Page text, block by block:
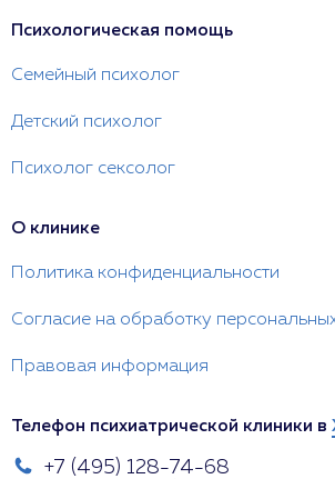
Психологическая помощь
Семейный психолог
Детский психолог
Психолог сексолог
О клинике
Политика конфиденциальности
Согласие на обработку
Правовая информация
Телефон психиатрической клиники в
+7 (495) 128-74-68